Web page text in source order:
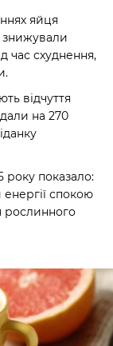
яйця
знижували
час схуднення,
відчуття
на 270
року показало:
енергії спокою
рослинного